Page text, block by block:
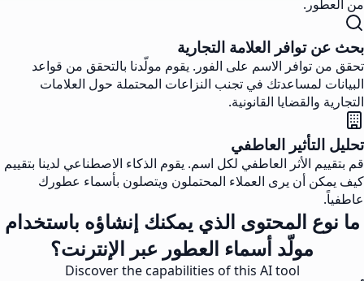
من العطور.
بحث عن توافر العلامة التجارية
تحقق من توافر الاسم على الفور. يقوم مولّدنا بالتحقق من قواعد
البيانات لمساعدتك في تجنب النزاعات المحتملة حول العلامات
التجارية والقضايا القانونية.
تحليل التأثير العاطفي
قم بتقييم الأثر العاطفي لكل اسم. يقوم الذكاء الاصطناعي لدينا بتقييم
كيف يمكن أن يرى العملاء المحتملون ويتصلون بأسماء عطورك
عاطفياً.
ما نوع المحتوى الذي يمكنك إنشاؤه باستخدام
مولّد أسماء العطور عبر الإنترنت؟
Discover the capabilities of this AI tool